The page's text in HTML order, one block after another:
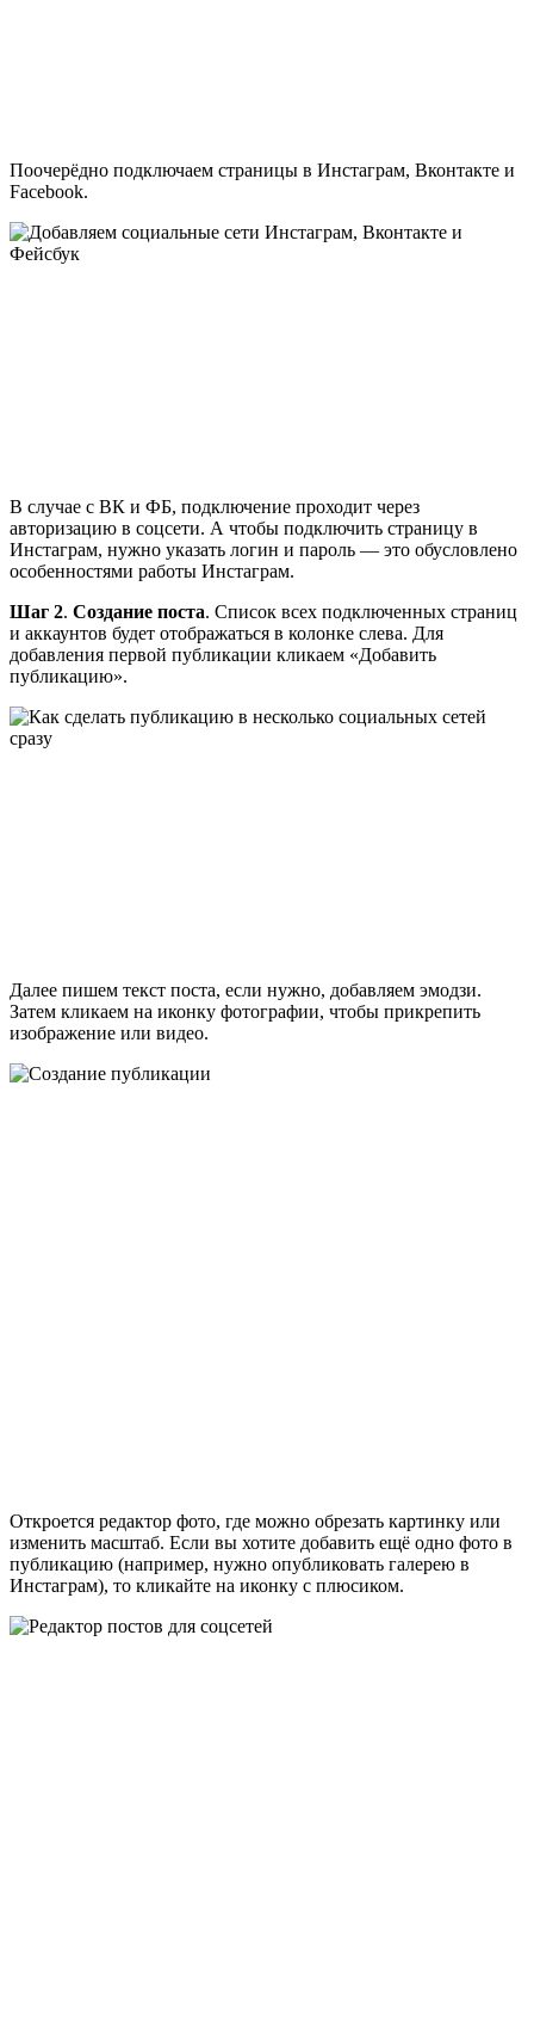
Поочерёдно подключаем страницы в Инстаграм, Вконтакте и
Facebook.
В случае с ВК и ФБ, подключение проходит через
авторизацию в соцсети. А чтобы подключить страницу в
Инстаграм, нужно указать логин и пароль — это обусловлено
особенностями работы Инстаграм.
Шаг 2. Создание поста. Список всех подключенных страниц
и аккаунтов будет отображаться в колонке слева. Для
добавления первой публикации кликаем «Добавить
публикацию».
Далее пишем текст поста, если нужно, добавляем эмодзи.
Затем кликаем на иконку фотографии, чтобы прикрепить
изображение или видео.
Откроется редактор фото, где можно обрезать картинку или
изменить масштаб. Если вы хотите добавить ещё одно фото в
публикацию (например, нужно опубликовать галерею в
Инстаграм), то кликайте на иконку с плюсиком.